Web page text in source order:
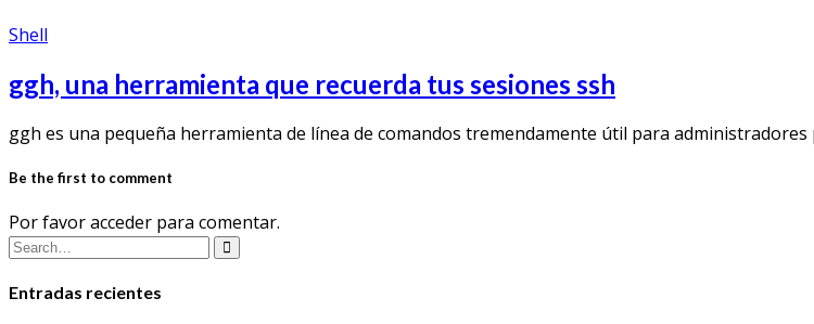
Shell
ggh, una herramienta que recuerda tus sesiones ssh
ggh es una pequeña herramienta de línea de comandos tremendamente útil para
Be the first to comment
Por favor acceder para comentar.
Entradas recientes